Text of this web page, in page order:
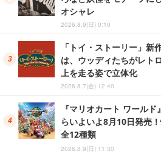
オシャレ
2026.8.9(日) 0:10
「トイ・ストーリー」新
は、ウッディたちがレト
上を走る姿で立体化
2026.8.7(金) 12:40
『マリオカート ワール
らいよいよ8月10日発売
全12種類
2026.8.9(日) 11:30